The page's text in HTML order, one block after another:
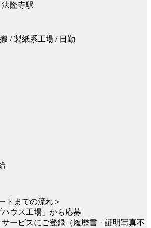
法隆寺駅
/ 製紙系工場 / 日勤
トまでの流れ＞
ハウス工場」から応募
サービスにご登録（履歴書・証明写真不